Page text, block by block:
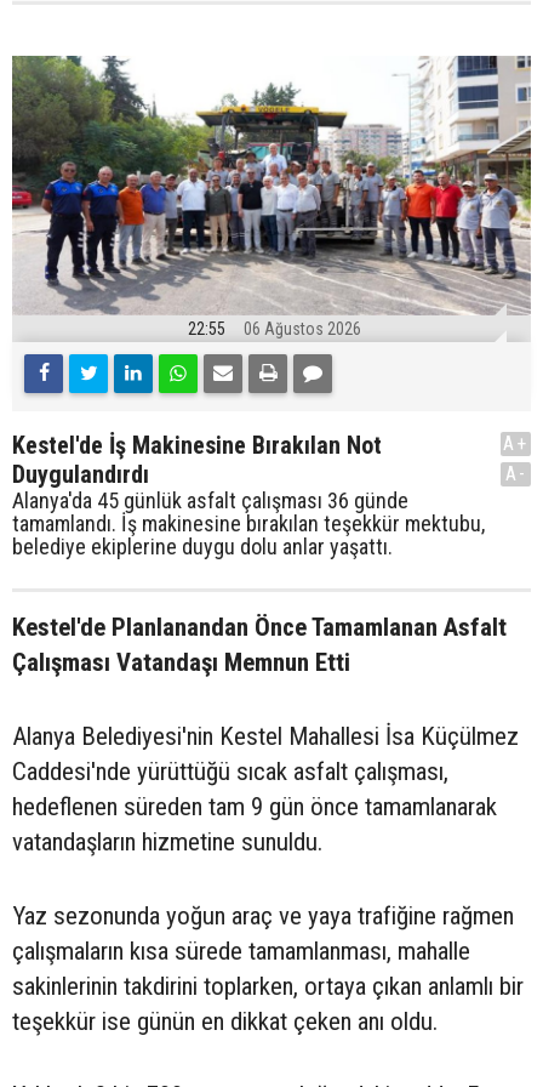
22:55 06 Ağustos 2026
Kestel'de İş Makinesine Bırakılan Not
Duygulandırdı
Alanya'da 45 günlük asfalt çalışması 36 günde
tamamlandı. İş makinesine bırakılan teşekkür mektubu,
belediye ekiplerine duygu dolu anlar yaşattı.
A+
A-
Kestel'de Planlanandan Önce Tamamlanan Asfalt
Çalışması Vatandaşı Memnun Etti
Alanya Belediyesi'nin Kestel Mahallesi İsa Küçülmez
Caddesi'nde yürüttüğü sıcak asfalt çalışması,
hedeflenen süreden tam 9 gün önce tamamlanarak
vatandaşların hizmetine sunuldu.
Yaz sezonunda yoğun araç ve yaya trafiğine rağmen
çalışmaların kısa sürede tamamlanması, mahalle
sakinlerinin takdirini toplarken, ortaya çıkan anlamlı bir
teşekkür ise günün en dikkat çeken anı oldu.